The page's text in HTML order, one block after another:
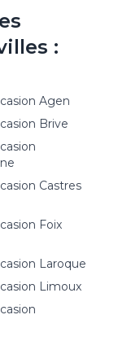
:
Agen
Brive
Castres
Foix
Laroque
Limoux